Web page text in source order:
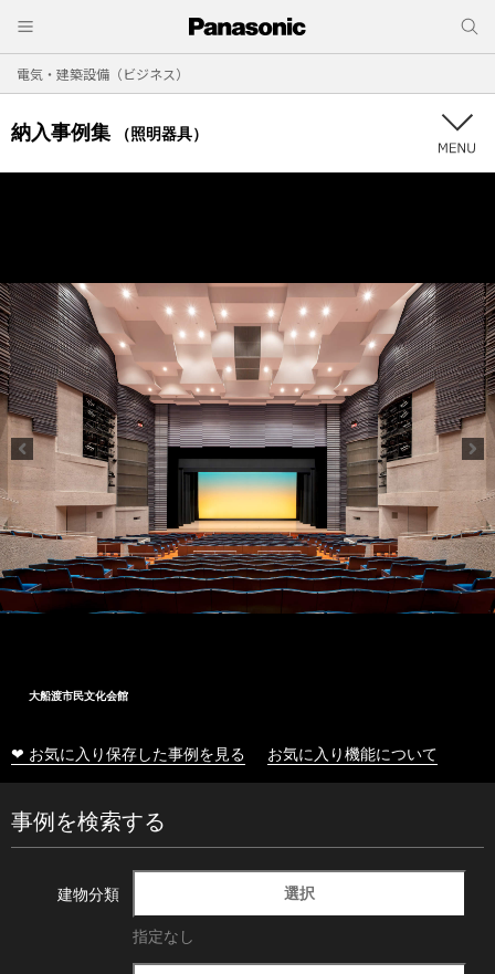
電気・建築設備（ビジネス）
納入事例集 （照明器具）
大船渡市民文化会館
❤ お気に入り保存した事例を見る お気に入り機能について
事例を検索する
建物分類 選択
指定なし